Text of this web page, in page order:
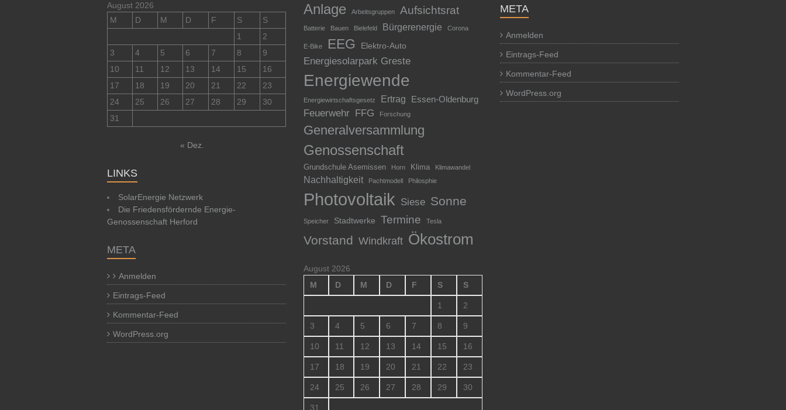
August 2026
M
D M D F S
S
1
2
3
4 5 6 7 8
9
10
11 12 13 14 15
16
17
18 19 20 21 22
23
24
25 26 27 28 29
30
31
« Dez.
LINKS
SolarEnergie Netzwerk
Die Friedensfördernde Energie-
Genossenschaft Herford
META
Anmelden
Eintrags-Feed
Kommentar-Feed
WordPress.org
Anlage Arbeitsgruppen Aufsichtsrat
Batterie Bauen Bielefeld Bürgerenergie Corona
E-Bike EEG Elektro-Auto
Energiesolarpark Greste
Energiewende
Energiewirtschaftsgesetz Ertrag Essen-Oldenburg
Feuerwehr FFG Forschung
Generalversammlung
Genossenschaft
Grundschule Asemissen Horn Klima Klimawandel
Nachhaltigkeit Pachtmodell Philosphie
Photovoltaik Siese Sonne
Speicher Stadtwerke Termine Tesla
Vorstand Windkraft Ökostrom
August 2026
M
D M D F S S
1 2
3 4 5 6 7 8 9
10 11 12 13 14 15 16
17 18 19 20 21 22 23
24 25 26 27 28 29 30
31
META
Anmelden
Eintrags-Feed
Kommentar-Feed
WordPress.org